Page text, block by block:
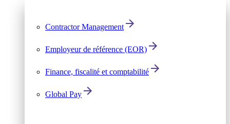
Contractor Management
Employeur de référence (EOR)
Finance, fiscalité et comptabilité
Global Pay